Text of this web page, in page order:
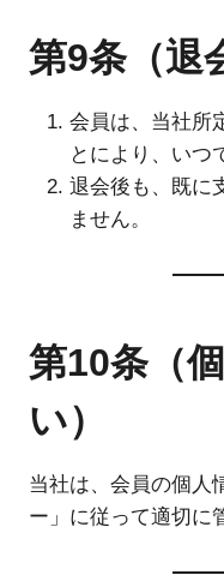
第9条（退
会員は、当社所
とにより、いつ
退会後も、既に
ません。
第10条（
い）
当社は、会員の個人
ー」に従って適切に